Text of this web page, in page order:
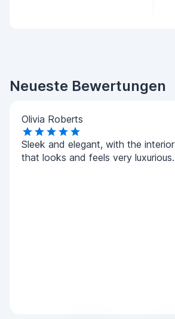
Neueste Bewertungen
Olivia Roberts
Sleek and elegant, with the interior
that looks and feels very luxurious.